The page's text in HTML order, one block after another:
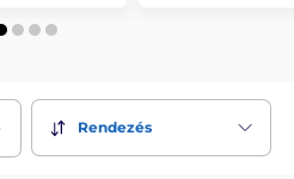
Rendezés